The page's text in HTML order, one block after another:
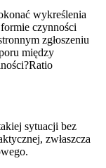
wykreślenia
czynności
zgłoszeniu
między
Ratio
sytuacji bez
zwłaszcza